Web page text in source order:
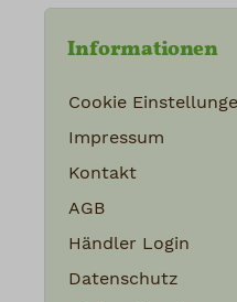
Informationen
Cookie
Impressum
Kontakt
AGB
Händler Login
Datenschutz